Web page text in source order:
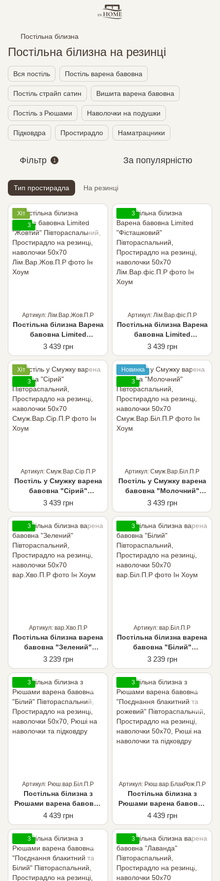
Постільна білизна
Постільна білизна на резинці
Вся постіль Постіль варена бавовна
Постіль страйп сатин Вишита варена бавовна
Постіль з Рюшами Наволочки на подушки
Підковдра Простирадло Наматрацники
Фільтр 1 За популярністю
Тип простирадла На резинці
Хіт
3
Артикул: Лім.Вар.Жов.П.Р
Постільна білизна Варена
бавовна Limited
"Жовтий"
Півтораспальний,
Простирадло на резинці,
наволочки 50х70
3 439 грн
3
Артикул: Лім.Вар.фіс.П.Р
Постільна білизна Варена
бавовна Limited
"Фісташковий"
Півтораспальний,
Простирадло на резинці,
наволочки 50х70
3 439 грн
Хіт
3
Артикул: Смуж.Вар.Сір.П.Р
Постіль у Смужку варена
бавовна "Сірий"
Півтораспальний,
Простирадло на резинці,
наволочки 50х70
3 439 грн
Новинка
3
Артикул: Смуж.Вар.Біл.П.Р
Постіль у Смужку варена
бавовна "Молочний"
Півтораспальний,
Простирадло на резинці,
наволочки 50х70
3 439 грн
3
Артикул: вар.Хво.П.Р
Постільна білизна варена
бавовна "Зелений"
Півтораспальний,
Простирадло на резинці,
наволочки 50х70
3 239 грн
3
Артикул: вар.Біл.П.Р
Постільна білизна варена
бавовна "Білий"
Півтораспальний,
Простирадло на резинці,
наволочки 50х70
3 239 грн
3
Артикул: Рюш.вар.Біл.П.Р
Постільна білизна з
Рюшами варена бавовна
"Білий"
Півтораспальний,
Простирадло на резинці,
наволочки 50х70, Рюші на
наволочки та підковдру
4 439 грн
3
Артикул: Рюш.вар.БлакРож.П.Р
Постільна білизна з
Рюшами варена бавовна
"Поєднання блакитний та
рожевий"
Півтораспальний,
Простирадло на резинці,
наволочки 50х70, Рюші на
наволочки та підковдру
4 439 грн
3 3